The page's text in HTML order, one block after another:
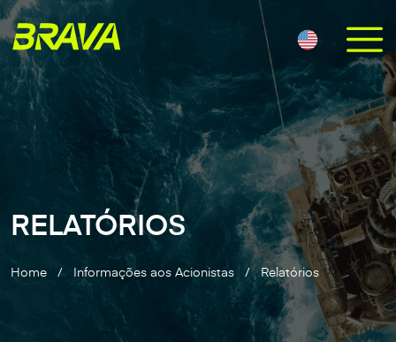
RELATÓRIOS
Home / Informações aos Acionistas / Relatórios